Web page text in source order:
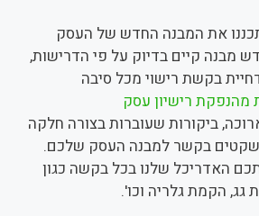
את המבנה החדש של העסק
מבנה קיים בדיוק על פי הדרישות,
בקשת רישוי מכל סיבה
מהנפקת רישיון עסק
ביקורות שעוברות בצורה חלקה
שקטים בקשר למבנה העסק שלכם.
האדריכל שלנו בכל בקשה כגון
גג, הקמת גלריה וכו'.